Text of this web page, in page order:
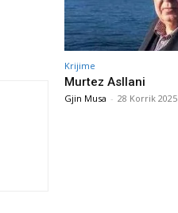
Krijime
Murtez Asllani
Gjin Musa - 28 Korrik 2025